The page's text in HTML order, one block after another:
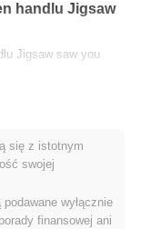
handlu Jigsaw
Jigsaw saw you
saw you?
się z istotnym
swojej
wyłącznie
finansowej ani